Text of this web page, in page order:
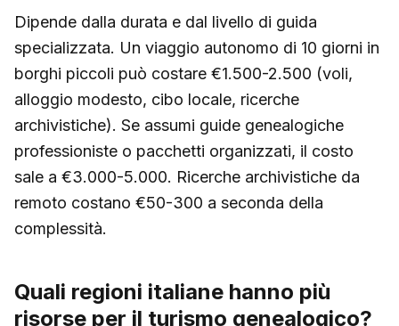
Dipende dalla durata e dal livello di guida
specializzata. Un viaggio autonomo di 10 giorni in
borghi piccoli può costare €1.500-2.500 (voli,
alloggio modesto, cibo locale, ricerche
archivistiche). Se assumi guide genealogiche
professioniste o pacchetti organizzati, il costo
sale a €3.000-5.000. Ricerche archivistiche da
remoto costano €50-300 a seconda della
complessità.
Quali regioni italiane hanno più
risorse per il turismo genealogico?